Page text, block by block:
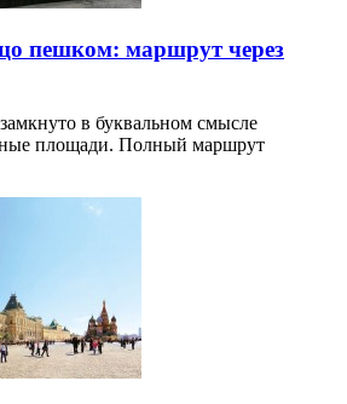
пешком: маршрут через
в буквальном смысле
площади. Полный маршрут